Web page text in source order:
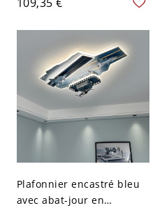
clair - 110 V-120 V
Couches
Plafonnier encastré bleu
avec abat-jour en